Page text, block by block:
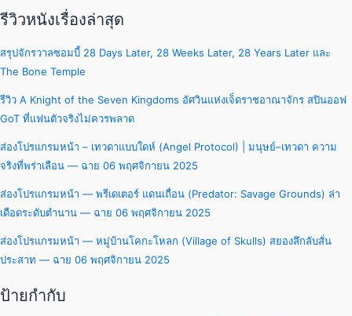
รีวิวหนังเรื่องล่าสุด
สรุปจักรวาลซอมบี้ 28 Days Later, 28 Weeks Later, 28 Years Later และ
The Bone Temple
รีวิว A Knight of the Seven Kingdoms อัศวินแห่งเจ็ดราชอาณาจักร สปินออฟ
GoT ที่แฟนตัวจริงไม่ควรพลาด
ส่องโปรแกรมหน้า – เทวดาแบบใดห์ (Angel Protocol) | มนุษย์–เทวดา ความ
จริงที่พร่าเลือน — ฉาย 06 พฤศจิกายน 2025
ส่องโปรแกรมหน้า — พรีเดเตอร์ แดนเถื่อน (Predator: Savage Grounds) ล่า
เดือดระดับตำนาน — ฉาย 06 พฤศจิกายน 2025
ส่องโปรแกรมหน้า — หมู่บ้านโคกะโหลก (Village of Skulls) สยองลึกลับสั่น
ประสาท — ฉาย 06 พฤศจิกายน 2025
ป้ายกำกับ